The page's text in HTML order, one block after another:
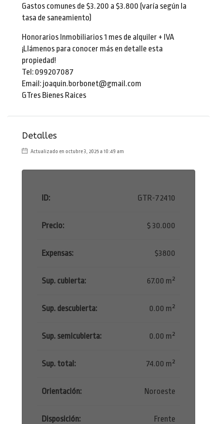
Gastos comunes de $3.200 a $3.800 (varía según la
tasa de saneamiento)
Honorarios Inmobiliarios 1 mes de alquiler + IVA
¡Llámenos para conocer más en detalle esta
propiedad!
Tel: 099207087
Email: joaquin.borbonet@gmail.com
GTres Bienes Raices
Detalles
Actualizado en octubre 3, 2025 a 10:49 am
ID: GTR-72410
Precio: $ 30.000
Expensas: $3800
Sup. cubierta: 67.00 m²
Sup. descubierta: 0.00 m²
Sup. semicubierta: 0.00 m²
Sup. total: 74.00 m²
Orientación: Noroeste
Disposición: Frente